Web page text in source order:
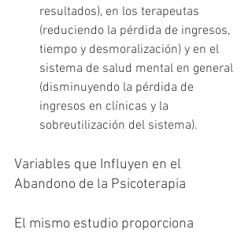
resultados), en los terapeutas
(reduciendo la pérdida de ingresos,
tiempo y desmoralización) y en el
sistema de salud mental en general
(disminuyendo la pérdida de
ingresos en clínicas y la
sobreutilización del sistema).
Variables que Influyen en el
Abandono de la Psicoterapia
El mismo estudio proporciona